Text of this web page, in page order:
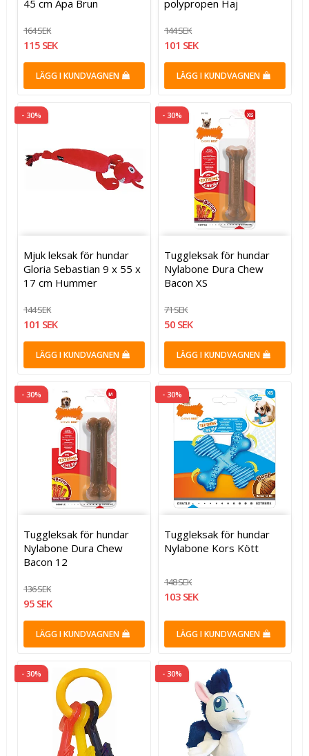
45 cm Apa Brun
164 SEK
115 SEK
LÄGG I KUNDVAGNEN
polypropen Haj
144 SEK
101 SEK
LÄGG I KUNDVAGNEN
- 30%
Mjuk leksak för hundar
Gloria Sebastian 9 x 55 x
17 cm Hummer
144 SEK
101 SEK
LÄGG I KUNDVAGNEN
- 30%
Tuggleksak för hundar
Nylabone Dura Chew
Bacon XS
71 SEK
50 SEK
LÄGG I KUNDVAGNEN
- 30%
Tuggleksak för hundar
Nylabone Dura Chew
Bacon 12
136 SEK
95 SEK
LÄGG I KUNDVAGNEN
- 30%
Tuggleksak för hundar
Nylabone Kors Kött
148 SEK
103 SEK
LÄGG I KUNDVAGNEN
- 30% - 30%